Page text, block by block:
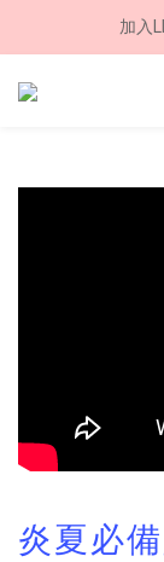
加入
7/
炎夏必